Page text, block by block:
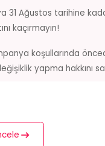
31 Ağustos tarihine
kaçırmayın!
koşullarında
yapma hakkını